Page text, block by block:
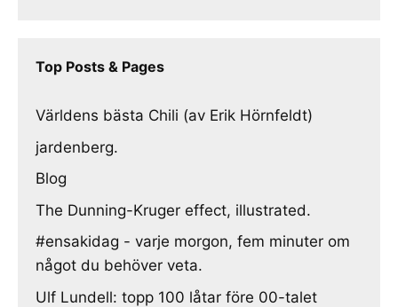
Top Posts & Pages
Världens bästa Chili (av Erik Hörnfeldt)
jardenberg.
Blog
The Dunning-Kruger effect, illustrated.
#ensakidag - varje morgon, fem minuter om
något du behöver veta.
Ulf Lundell: topp 100 låtar före 00-talet